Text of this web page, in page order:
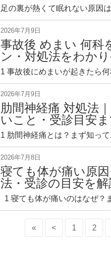
足の裏が熱くて眠れない原因
2026年7月9日
事故後 めまい 何科
ン・対処法をわか
1 事故後にめまいが起きたら
2026年7月9日
肋間神経痛 対処法
いこと・受診目安
1 肋間神経痛とは？まず知っ
2026年7月8日
寝ても体が痛い原
法・受診の目安を解
1 寝ても体が痛いのはなぜ？
« < 1 2